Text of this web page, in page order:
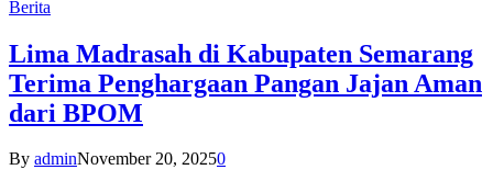
Berita
Lima Madrasah di Kabupaten Semarang
Terima Penghargaan Pangan Jajan Aman
dari BPOM
By adminNovember 20, 20250